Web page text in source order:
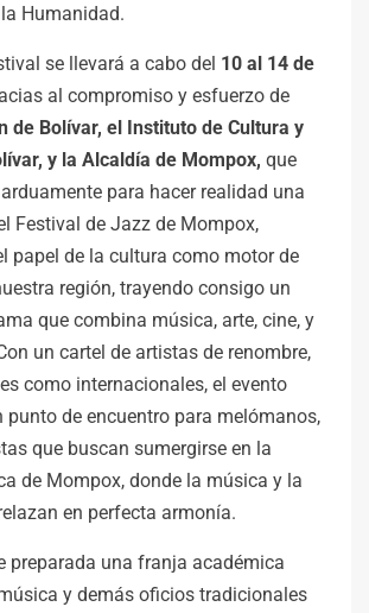
Humanidad.
se llevará a cabo del 10 al 14 de
al compromiso y esfuerzo de
de Bolívar, el Instituto de Cultura y
y la Alcaldía de Mompox, que
para hacer realidad una
Festival de Jazz de Mompox,
papel de la cultura como motor de
región, trayendo consigo un
que combina música, arte, cine, y
un cartel de artistas de renombre,
como internacionales, el evento
punto de encuentro para melómanos,
que buscan sumergirse en la
de Mompox, donde la música y la
en perfecta armonía.
preparada una franja académica
y demás oficios tradicionales